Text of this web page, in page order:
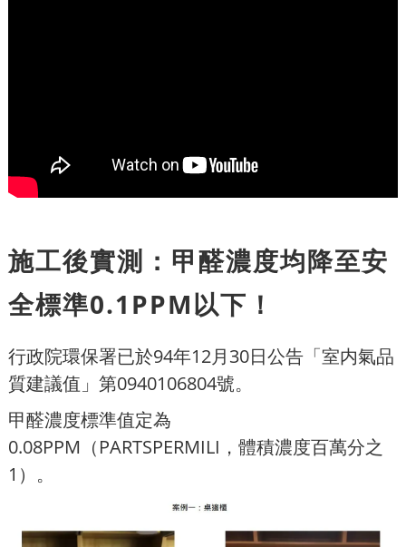
施工後實測：甲醛濃度均降至安
全標準0.1PPM以下！
行政院環保署已於94年12月30日公告「室内氣品
質建議值」第0940106804號。
甲醛濃度標準值定為
0.08PPM（PARTSPERMILI，體積濃度百萬分之
1）。